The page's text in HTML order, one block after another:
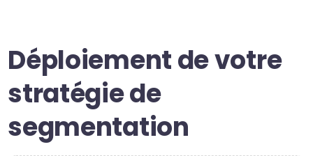
Déploiement de votre
stratégie de
segmentation